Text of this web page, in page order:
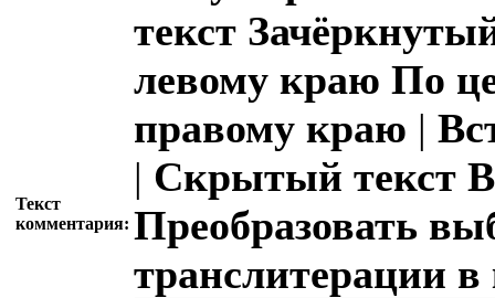
Текст
комментария:
текст
левому краю По
правому краю |
| Скрытый текст
Преобразовать
транслитерации